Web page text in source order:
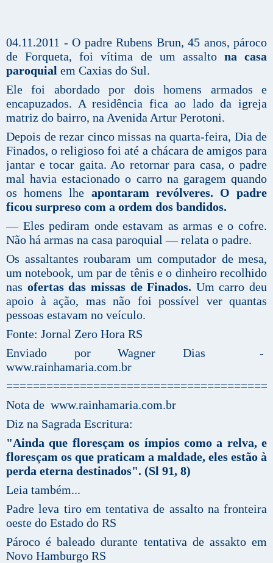
04.11.2011 - O padre Rubens Brun, 45 anos, pároco
de Forqueta, foi vítima de um assalto na casa
paroquial em Caxias do Sul.
Ele foi abordado por dois homens armados e
encapuzados. A residência fica ao lado da igreja
matriz do bairro, na Avenida Artur Perotoni.
Depois de rezar cinco missas na quarta-feira, Dia de
Finados, o religioso foi até a chácara de amigos para
jantar e tocar gaita. Ao retornar para casa, o padre
mal havia estacionado o carro na garagem quando
os homens lhe apontaram revólveres. O padre
ficou surpreso com a ordem dos bandidos.
— Eles pediram onde estavam as armas e o cofre.
Não há armas na casa paroquial — relata o padre.
Os assaltantes roubaram um computador de mesa,
um notebook, um par de tênis e o dinheiro recolhido
nas ofertas das missas de Finados. Um carro deu
apoio à ação, mas não foi possível ver quantas
pessoas estavam no veículo.
Fonte: Jornal Zero Hora RS
Enviado por Wagner Dias -
www.rainhamaria.com.br
Nota de www.rainhamaria.com.br
Diz na Sagrada Escritura:
"Ainda que floresçam os ímpios como a relva, e
floresçam os que praticam a maldade, eles estão à
perda eterna destinados". (Sl 91, 8)
Leia também...
Padre leva tiro em tentativa de assalto na fronteira
oeste do Estado do RS
Pároco é baleado durante tentativa de assakto em
Novo Hamburgo RS